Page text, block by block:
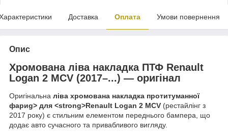
Доставка Оплата Умови повернення
Опис
Хромована ліва накладка ПТФ Renault
Logan 2 MCV (2017–...) — оригінал
Оригінальна ліва хромована накладка протитуманної
фариg> для <strong>Renault Logan 2 MCV (рестайлінг з
2017 року) є стильним елементом переднього бампера, що
додає авто сучасного та привабливого вигляду.